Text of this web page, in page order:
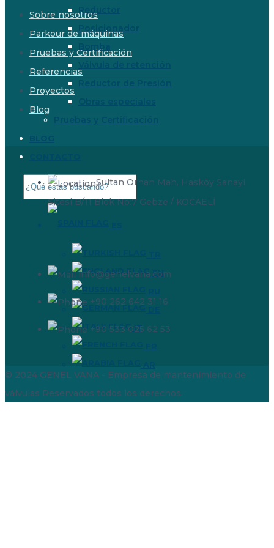
Reductor
Posicionador
Bomba
EN
IT
Sobre nosotros
Parkour de máquinas
Pruebas y Certificación
Referencias
Proyectos
Blog
Sultan Orhan Mah. Hasköy Sanayi
Sitesi B/11 Blok No:7 Gebze / KOCAELİ
info@genelvana.com
+90 262 642 31 16
+90 533 025 62 53
© 2024 GENEL VANA - Empresa de mantenimiento de
válvulas Reservados todos los derechos.